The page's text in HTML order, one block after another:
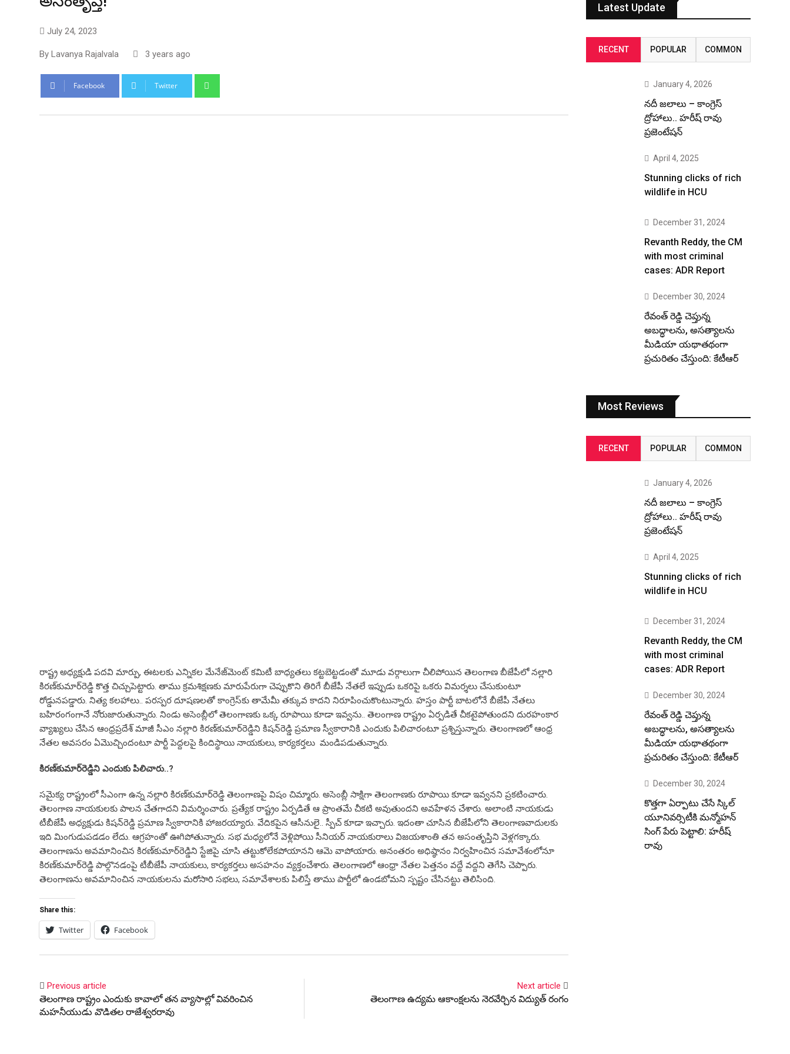
July 24, 2023
By Lavanya Rajalvala 3 years ago
Facebook Twitter
రాష్ట్ర అధ్య‌క్షుడి ప‌ద‌వి మార్పు, ఈట‌ల‌కు ఎన్నిక‌ల మేనేజ్‌మెంట్ కమిటీ బాధ్య‌త‌లు క‌ట్ట‌బెట్ట‌డంతో మూడు వ‌ర్గాలుగా చీలిపోయిన తెలంగాణ బీజేపీలో న‌ల్లారి
కిర‌ణ్‌కుమార్‌రెడ్డి కొత్త చిచ్చుపెట్టారు. తాము క్ర‌మ‌శిక్ష‌ణ‌కు మారుపేరుగా చెప్పుకొని తిరిగే బీజేపీ నేత‌లే ఇప్పుడు ఒక‌రిపై ఒక‌రు విమ‌ర్శ‌లు చేసుకుంటూ
రోడ్డున‌ప‌డ్డారు. నిత్య క‌ల‌హాలు.. ప‌ర‌స్ప‌ర దూష‌ణ‌ల‌తో కాంగ్రెస్‌కు తామేమీ త‌క్కువ కాద‌ని నిరూపించుకొంటున్నారు. హ‌స్తం పార్టీ బాట‌లోనే బీజేపీ నేత‌లు
బ‌హిరంగంగానే నోరుజారుతున్నారు. నిండు అసెంబ్లీలో తెలంగాణ‌కు ఒక్క రూపాయి కూడా ఇవ్వ‌ను.. తెలంగాణ రాష్ట్రం ఏర్ప‌డితే చీక‌టైపోతుంద‌ని దుర‌హంకార
వ్యాఖ్య‌లు చేసిన ఆంధ్ర‌ప్ర‌దేశ్ మాజీ సీఎం న‌ల్లారి కిర‌ణ్‌కుమార్‌రెడ్డిని కిష‌న్‌రెడ్డి ప్ర‌మాణ స్వీకారానికి ఎందుకు పిలిచారంటూ ప్ర‌శ్నిస్తున్నారు. తెలంగాణ‌లో ఆంధ్ర
నేత‌ల అవ‌స‌రం ఏమొచ్చిందంటూ పార్టీ పెద్ద‌ల‌పై కిందిస్థాయి నాయ‌కులు, కార్య‌క‌ర్త‌లు మండిప‌డుతున్నారు.
కిర‌ణ్‌కుమార్‌రెడ్డిని ఎందుకు పిలిచారు..?
స‌మైక్య రాష్ట్రంలో సీఎంగా ఉన్న న‌ల్లారి కిర‌ణ్‌కుమార్‌రెడ్డి తెలంగాణ‌పై విషం చిమ్మారు. అసెంబ్లీ సాక్షిగా తెలంగాణ‌కు రూపాయి కూడా ఇవ్వ‌న‌ని ప్ర‌క‌టించారు.
తెలంగాణ నాయ‌కుల‌కు పాల‌న చేత‌గాద‌ని విమ‌ర్శించారు. ప్ర‌త్యేక రాష్ట్రం ఏర్ప‌డితే ఆ ప్రాంత‌మే చీక‌టి అవుతుంద‌ని అవ‌హేళ‌న చేశారు. అలాంటి నాయ‌కుడు
టీబీజేపీ అధ్య‌క్షుడు కిష‌న్‌రెడ్డి ప్ర‌మాణ స్వీకారానికి హాజ‌ర‌య్యారు. వేదిక‌పైన ఆసీనులై.. స్పీచ్ కూడా ఇచ్చారు. ఇదంతా చూసిన బీజేపీలోని తెలంగాణ‌వాదుల‌కు
ఇది మింగుడుప‌డ‌డం లేదు. ఆగ్ర‌హంతో ఊగిపోతున్నారు. స‌భ మ‌ధ్య‌లోనే వెళ్లిపోయి సీనియ‌ర్ నాయ‌కురాలు విజ‌య‌శాంతి త‌న అసంతృప్తిని వెళ్ల‌గ‌క్కారు.
తెలంగాణ‌ను అవ‌మానించిన కిర‌ణ్‌కుమార్‌రెడ్డిని స్టేజిపై చూసి త‌ట్టుకోలేక‌పోయాన‌ని ఆమె వాపోయారు. అనంత‌రం అధిష్ఠానం నిర్వ‌హించిన స‌మావేశంలోనూ
కిర‌ణ్‌కుమార్‌రెడ్డి పాల్గొన‌డంపై టీబీజేపీ నాయ‌కులు, కార్య‌క‌ర్త‌లు అస‌హ‌నం వ్య‌క్తంచేశారు. తెలంగాణ‌లో ఆంధ్రా నేత‌ల పెత్త‌నం వ‌ద్దే వ‌ద్ద‌ని తెగేసి చెప్పారు.
తెలంగాణ‌ను అవ‌మానించిన నాయ‌కుల‌ను మ‌రోసారి స‌భ‌లు, స‌మావేశాల‌కు పిలిస్తే తాము పార్టీలో ఉండ‌బోమ‌ని స్ప‌ష్టం చేసిన‌ట్టు తెలిసింది.
Share this:
Twitter Facebook
Previous article
తెలంగాణ రాష్ట్రం ఎందుకు కావాలో తన వ్యాసాల్లో వివరించిన
మహనీయుడు వొడితల రాజేశ్వరరావు
Next article
తెలంగాణ ఉద్యమ ఆకాంక్షలను నెరవేర్చిన విద్యుత్ రంగం
Latest Update
RECENT POPULAR COMMON
January 4, 2026
నదీ జలాలు – కాంగ్రెస్
ద్రోహాలు.. హరీష్ రావు
ప్రజెంటేషన్
April 4, 2025
Stunning clicks of rich
wildlife in HCU
December 31, 2024
Revanth Reddy, the CM
with most criminal
cases: ADR Report
December 30, 2024
రేవంత్ రెడ్డి చెప్తున్న
అబద్ధాలను, అసత్యాలను
మీడియా యథాతథంగా
ప్రచురితం చేస్తుంది: కేటీఆర్
Most Reviews
RECENT POPULAR COMMON
January 4, 2026
నదీ జలాలు – కాంగ్రెస్
ద్రోహాలు.. హరీష్ రావు
ప్రజెంటేషన్
April 4, 2025
Stunning clicks of rich
wildlife in HCU
December 31, 2024
Revanth Reddy, the CM
with most criminal
cases: ADR Report
December 30, 2024
రేవంత్ రెడ్డి చెప్తున్న
అబద్ధాలను, అసత్యాలను
మీడియా యథాతథంగా
ప్రచురితం చేస్తుంది: కేటీఆర్
December 30, 2024
కొత్తగా ఏర్పాటు చేసే స్కిల్
యూనివర్సిటీకి మన్మోహన్
సింగ్ పేరు పెట్టాలి: హరీష్
రావు